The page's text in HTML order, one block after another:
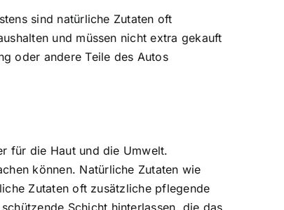
sind natürliche Zutaten oft
und müssen nicht extra gekauft
oder andere Teile des Autos
für die Haut und die Umwelt.
können. Natürliche Zutaten wie
Zutaten oft zusätzliche pflegende
Schicht hinterlassen, die das